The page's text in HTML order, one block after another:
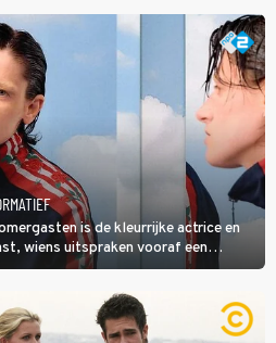
is de kleurrijke actrice en
wiens uitspraken vooraf een
ideale televisieavond is zoals mijn
en vol angsten'.